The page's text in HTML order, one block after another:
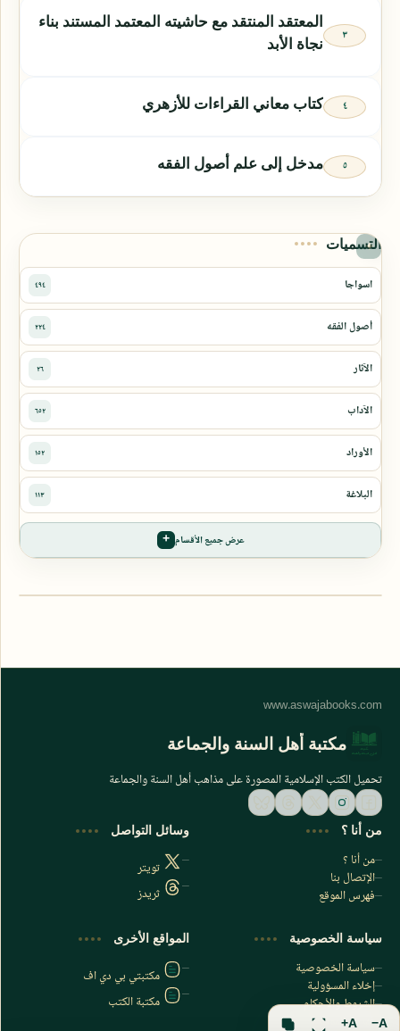
المعتقد المنتقد مع حاشيته المعتمد المستند بناء
نجاة الأبد
كتاب معاني القراءات للأزهري
مدخل إلى علم أصول الفقه
التسميات
عرض جميع الأقسام
اشترك الآن
اشترك في قناتنا على تليجرام
مكتبة أهل السنة والجماعة
تحميل الكتب الإسلامية المصورة على مذاهب أهل السنة والجماعة
من أنا ؟
من أنا ؟
الإتصال بنا
فهرس الموقع
وسائل التواصل
تويتر
ثريدز
سياسة الخصوصية
سياسة الخصوصية
إخلاء المسؤولية
الشروط والأحكام
فهرس الموقع
المواقع الأخرى
مكتبتي بي دي اف
مكتبة الكتب
A−
A+